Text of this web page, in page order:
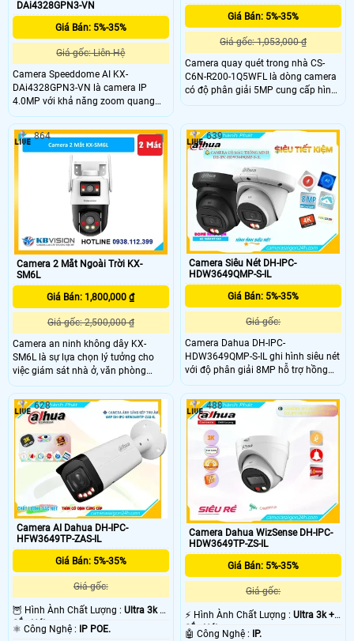
DAi4328GPN3-VN
Giá Bán: 5%-35%
Giá gốc: Liên Hệ
Camera Speeddome AI KX-
DAi4328GPN3-VN là camera IP
4.0MP với khả năng zoom quang
32x và zoom số 16x. KX-
DAi4328GPN3-VN hỗ trợ phát hiện
khuôn mặt, nhận dạng người và xe
(SMD 4.0), cùng chức năng AI Auto
Tracking và IVS, hồng ngoại tầm xa
150m và chuẩn bảo vệ IP67 và
Giá Bán: 5%-35%
Giá gốc: 1,053,000 ₫
Camera quay quét trong nhà CS-
C6N-R200-1Q5WFL là dòng camera
có độ phân giải 5MP cung cấp hình
ảnh sắc nét 2880x1620 cùng khả
cho xem ban đêm hồng ngoại 10m,
báo động thông minh phát hiện
chuyển động,hình dạng con người
hỗ trợ khe cắm thẻ nhớ MicroSD
512GB sử dụng nguồn Type-C tiện
Camera 2 Mắt Ngoài Trời KX-
SM6L
Giá Bán: 1,800,000 ₫
Giá gốc: 2,500,000 ₫
Camera an ninh không dây KX-
SM6L là sự lựa chọn lý tưởng cho
việc giám sát nhà ở, văn phòng
hoặc cửa hàng một cách hiệu quả.
Với khả năng giám sát 2 góc nhìn
cùng lúc, với mỗi ống kính 3.0MP
cho ra hình ảnh sắc nét, có thể điều
khiển trên điện thoại
864
Camera Siêu Nét DH-IPC-
HDW3649QMP-S-IL
Giá Bán: 5%-35%
Giá gốc:
Camera Dahua DH-IPC-
HDW3649QMP-S-IL ghi hình siêu nét
với độ phân giải 8MP hỗ trợ hồng
ngoại và đèn trợ sáng tầm xa 30m
giúp quan sát ban đêm luôn sáng
rõ. Mic thu âm tích hợp ghi lại âm
thanh chân thực cùng khả năng
phân biệt chuyển động thông minh
của người và xe cho trải nghiệm
giám sát toàn diện.
639
Camera AI Dahua DH-IPC-
HFW3649TP-ZAS-IL
Giá Bán: 5%-35%
Giá gốc:
🦉 Hình Ành Chất Lượng : Ultra 3k +
Sắc Nét .
⚛️ Công Nghệ : IP POE.
628
Camera Dahua WizSense DH-IPC-
HDW3649TP-ZS-IL
Giá Bán: 5%-35%
Giá gốc:
️⚡ Hình Ành Chất Lượng :Ultra 3k +
Sắc Nét .
🤖️ Công Nghệ : IP.
488